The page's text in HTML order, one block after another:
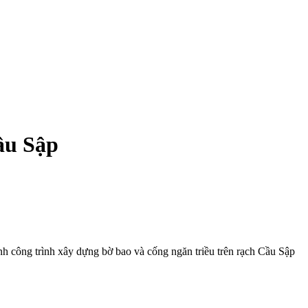
Sập
trình xây dựng bờ bao và cống ngăn triều trên rạch Cầu Sập